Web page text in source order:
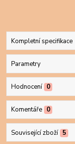
Kompletní specifikace
Parametry
Hodnocení 0
Komentáře 0
Související zboží 5